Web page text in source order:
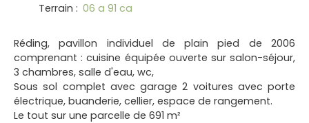
Terrain : 06 a 91 ca
Réding, pavillon individuel de plain pied de 2006
comprenant : cuisine équipée ouverte sur salon-séjour,
3 chambres, salle d'eau, wc,
Sous sol complet avec garage 2 voitures avec porte
électrique, buanderie, cellier, espace de rangement.
Le tout sur une parcelle de 691 m²